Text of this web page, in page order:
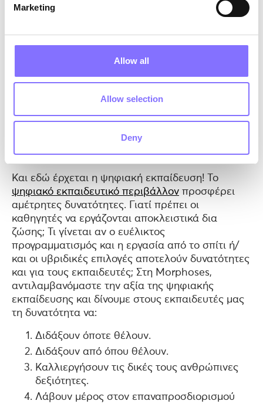
Marketing
Allow all
Allow selection
Deny
on
Unsplash
Και εδώ έρχεται η ψηφιακή εκπαίδευση! Το
ψηφιακό εκπαιδευτικό περιβάλλον προσφέρει
αμέτρητες δυνατότητες. Γιατί πρέπει οι
καθηγητές να εργάζονται αποκλειστικά δια
ζώσης; Τι γίνεται αν ο ευέλικτος
προγραμματισμός και η εργασία από το σπίτι ή/
και οι υβριδικές επιλογές αποτελούν δυνατότητες
και για τους εκπαιδευτές; Στη Morphoses,
αντιλαμβανόμαστε την αξία της ψηφιακής
εκπαίδευσης και δίνουμε στους εκπαιδευτές μας
τη δυνατότητα να:
Διδάξουν όποτε θέλουν.
Διδάξουν από όπου θέλουν.
Καλλιεργήσουν τις δικές τους ανθρώπινες
δεξιότητες.
Λάβουν μέρος στον επαναπροσδιορισμού